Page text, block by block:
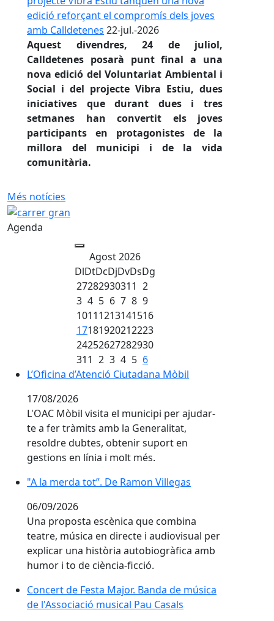
edició reforçant el compromís dels joves
amb Calldetenes 22-jul.-2026
Aquest divendres, 24 de juliol,
Calldetenes posarà punt final a una
nova edició del Voluntariat Ambiental i
Social i del projecte Vibra Estiu, dues
iniciatives que durant dues i tres
setmanes han convertit els joves
participants en protagonistes de la
millora del municipi i de la vida
comunitària.
Més notícies
Agenda
Agost 2026
DlDtDcDjDvDsDg
27282930311 2
3 4 5 6 7 8 9
10111213141516
17181920212223
24252627282930
311 2 3 4 5 6
L’Oficina d’Atenció Ciutadana Mòbil
L’Oficina d’Atenció Ciutadana Mòbil
17/08/2026
L'OAC Mòbil visita el municipi per ajudar-
te a fer tràmits amb la Generalitat,
resoldre dubtes, obtenir suport en
gestions en línia i molt més.
"A la merda tot”. De Ramon Villegas
"A la merda tot”. De Ramon Villegas
06/09/2026
Una proposta escènica que combina
teatre, música en directe i audiovisual per
explicar una història autobiogràfica amb
humor i to de ciència-ficció.
Concert de Festa Major. Banda de música de
Concert de Festa Major. Banda de música
de l'Associació musical Pau Casals